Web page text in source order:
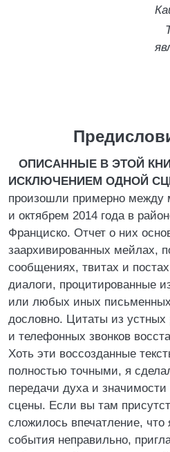
ОПИСАННЫЕ В ЭТОЙ
ИСКЛЮЧЕНИЕМ ОДНОЙ
произошли примерно между
и октябрем 2014 года в
Франциско. Отчет о них
заархивированных мейлах,
сообщениях, твитах и
диалоги, процитированные
или любых иных
дословно. Цитаты из устных
и телефонных звонков
Хоть эти воссозданные
полностью точными, я
передачи духа и
сцены. Если вы там
сложилось впечатление, что
события неправильно,